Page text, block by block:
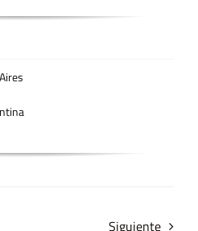
Siguiente